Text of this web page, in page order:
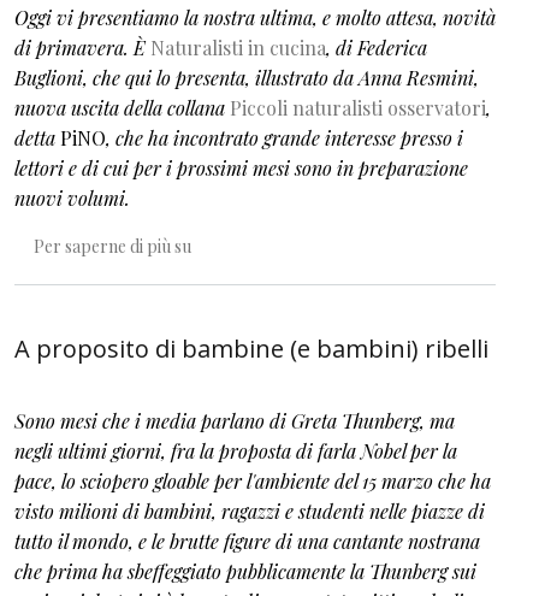
Oggi vi presentiamo la nostra ultima, e molto attesa, novità
di primavera. ÈNaturalisti in cucina, di Federica
Buglioni, che qui lo presenta, illustrato da Anna Resmini,
nuova uscita della collana Piccoli naturalisti osservatori,
detta PiNO, che ha incontrato grande interesse presso i
lettori e di cui per i prossimi mesi sono in preparazione
nuovi volumi.
Per saperne di più su
A proposito di bambine (e bambini) ribelli
Sono mesi che i media parlano di Greta Thunberg, ma
negli ultimi giorni, fra la proposta di farla Nobel per la
pace, lo sciopero gloable per l'ambiente del 15 marzoche ha
visto milioni di bambini, ragazzi e studenti nelle piazze di
tutto il mondo, e le brutte figure di una cantante nostrana
che prima ha sbeffeggiato pubblicamente la Thunberg sui